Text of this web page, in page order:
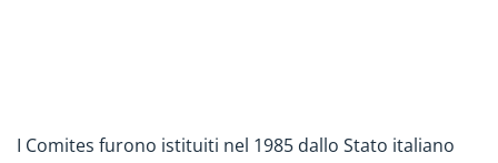
I Comites furono istituiti nel 1985 dallo Stato italiano